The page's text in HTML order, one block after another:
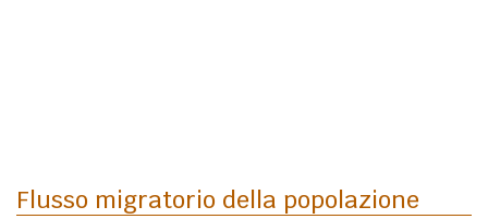
Flusso migratorio della popolazione